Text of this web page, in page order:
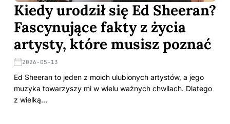
Kiedy urodził się Ed Sheeran?
Fascynujące fakty z życia
artysty, które musisz poznać
2026-05-13
Ed Sheeran to jeden z moich ulubionych artystów, a jego
muzyka towarzyszy mi w wielu ważnych chwilach. Dlatego
z wielką…